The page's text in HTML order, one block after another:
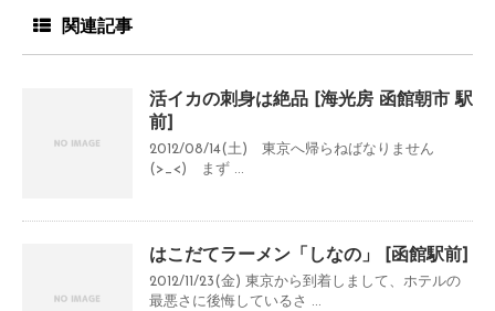
関連記事
活イカの刺身は絶品 [海光房 函館朝市 駅
前]
2012/08/14(土) 東京へ帰らねばなりません
(>_<) まず ...
はこだてラーメン「しなの」 [函館駅前]
2012/11/23(金) 東京から到着しまして、ホテルの
最悪さに後悔しているさ ...